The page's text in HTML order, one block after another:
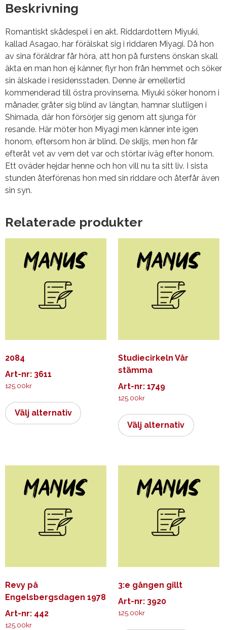
Beskrivning
Romantiskt skådespel i en akt. Riddardottern Miyuki,
kallad Asagao, har förälskat sig i riddaren Miyagi. Då hon
av sina föräldrar får höra, att hon på furstens önskan skall
äkta en man hon ej känner, flyr hon från hemmet och söker
sin älskade i residensstaden. Denne är emellertid
kommenderad till östra provinserna. Miyuki söker honom i
månader, gråter sig blind av längtan, hamnar slutligen i
Shimada, där hon försörjer sig genom att sjunga för
resande. Här möter hon Miyagi men känner inte igen
honom, eftersom hon är blind. De skiljs, men hon får
efteråt vet av vem det var och störtar iväg efter honom.
Ett oväder hejdar henne och hon vill nu ta sitt liv. I sista
stunden återförenas hon med sin riddare och återfår även
sin syn.
Relaterade produkter
2084
Art-nr: 3611
125.00kr
Välj alternativ
här
produkten
olika
alternativen
Studiecirkeln Vår
stämma
Art-nr: 1749
125.00kr
Välj alternativ
här
De
olika
Revy på
Engelsbergsdagen 1978
Art-nr: 442
125.00kr
3:e gången gillt
Art-nr: 3920
125.00kr